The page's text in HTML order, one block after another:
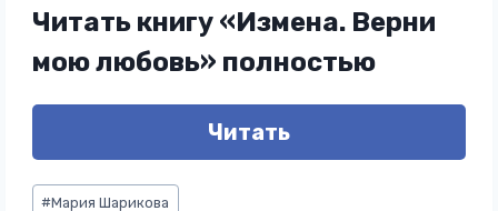
Читать книгу «Измена. Верни
мою любовь» полностью
Читать
Метки
#Мария Шарикова